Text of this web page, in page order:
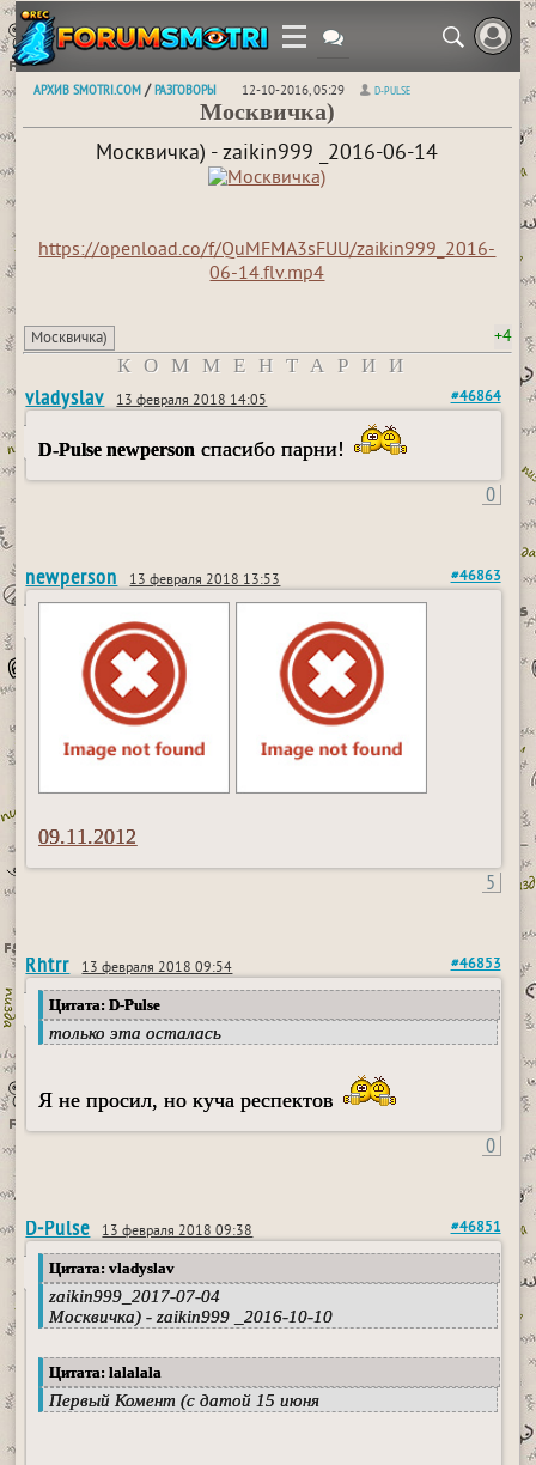
АРХИВ SMOTRI.COM /РАЗГОВОРЫ 12-10-2016, 05:29 D-PULSE
Москвичка)
Москвичка) - zaikin999 _2016-06-14
https://openload.co/f/QuMFMA3sFUU/zaikin999_2016-
06-14.flv.mp4
Москвичка) +4
КОММЕНТАРИИ
vladyslav 13 февраля 2018 14:05 #46864
D-Pulse newperson спасибо парни!
0
newperson 13 февраля 2018 13:53 #46863
09.11.2012
5
Rhtrr 13 февраля 2018 09:54 #46853
Цитата: D-Pulse
только эта осталась
Я не просил, но куча респектов
0
D-Pulse 13 февраля 2018 09:38 #46851
Цитата: vladyslav
zaikin999_2017-07-04
Москвичка) - zaikin999 _2016-10-10
Цитата: lalalala
Первый Комент (с датой 15 июня